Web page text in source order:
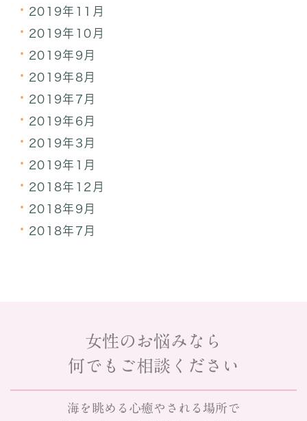
2019年11月
2019年10月
2019年9月
2019年8月
2019年7月
2019年6月
2019年3月
2019年1月
2018年12月
2018年9月
2018年7月
女性のお悩みなら
何でもご相談ください
海を眺める心癒やされる場所で